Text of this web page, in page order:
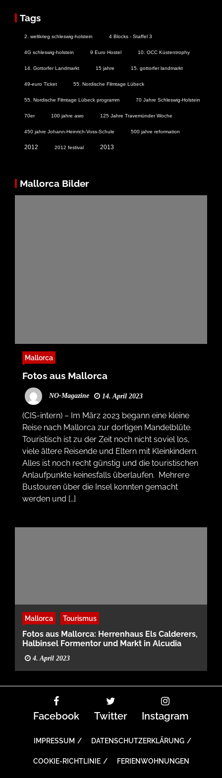
Tags
2. weltkrieg schleswig-holstein 4 Blocks - Staffel 3
4G schleswig-holstein 9 Euro Hostel 10. OCC Küstentrophy
14. Gottorfer Landmarkt 15 jahre 15. gottorfer landmarkt
49-euro Ticket 55. Nordische Filmtage Lübeck
55. Nordische Filmtage Lübeck programm 70 Jahre Schleswig-Holstein
70er 100 jahre awo 125 Jahre Travemünder Woche
450 jahre Johann-Heinrich-Voss-Schule 500 jahre reformation
2012 2012 festival 2013
Mallorca Bilder
Mallorca
Fotos aus Mallorca
NO-Magazine 14. April 2023
(CIS-intern) – Im März 2023 begann eine kleine
Reise nach Mallorca zur dortigen Mandelblüte.
Touristisch ist zu der Zeit noch nicht soviel los,
viele ältere Reisende und Eltern mit Kleinkindern.
Alles ist noch recht günstig und die touristischen
Anlaufpunkte keinesfalls überlaufen. Mehrere
Bustouren über die Insel konnten gemacht
werden und […]
Mallorca Tourismus
Fotos aus Mallorca: Herrenhaus Els Calderers,
Halbinsel Formentor und Markt in Alcudia
4. April 2023
Facebook Twitter Instagram
IMPRESSUM DATENSCHUTZERKLÄRUNG
COOKIE-RICHTLINIE FERIENWOHNUNGEN